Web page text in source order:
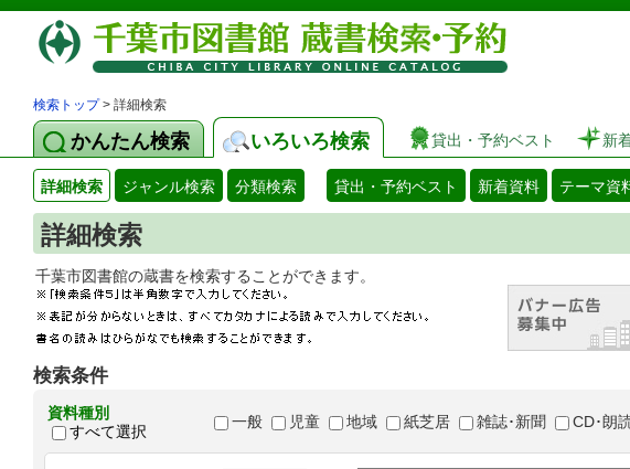
図書館 蔵書
検索トップ> 詳細検索
かんたん検索 いろいろ検索 貸出・予約ベスト 新
詳細検索 ジャンル検索 分類検索 貸出・予約ベスト 新着資料 テーマ資
詳細検索
千葉市図書館の蔵書を検索することができます。 広告(バナ
検索条件
資料種別
すべて選択
一般 児童 地域 紙芝居 雑誌･新聞 CD･朗